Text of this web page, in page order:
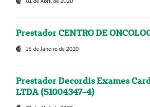
Prestador CENTRO DE
15 de Janeiro de 2020
Prestador Decordis Exames
LTDA (51004347-4)